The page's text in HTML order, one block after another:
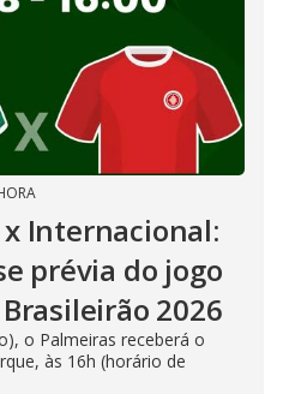
Internacional:
prévia do jogo
2026
o Palmeiras receberá o
às 16h (horário de